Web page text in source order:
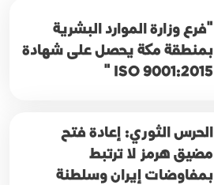
"فرع وزارة الموارد البشرية
بمنطقة مكة يحصل على شهادة
ISO 9001:2015 "
الحرس الثوري: إعادة فتح
مضيق هرمز لا ترتبط
بمفاوضات إيران وسلطنة